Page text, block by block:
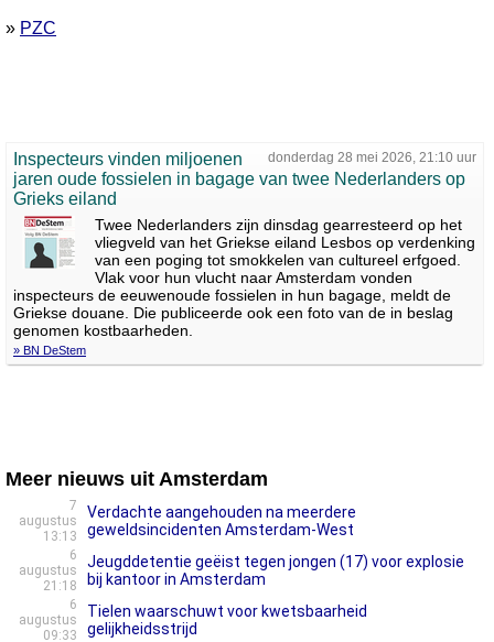
» PZC
donderdag 28 mei 2026, 21:10 uur
Inspecteurs vinden miljoenen
jaren oude fossielen in bagage van twee Nederlanders op
Grieks eiland
Twee Nederlanders zijn dinsdag gearresteerd op het
vliegveld van het Griekse eiland Lesbos op verdenking
van een poging tot smokkelen van cultureel erfgoed.
Vlak voor hun vlucht naar Amsterdam vonden
inspecteurs de eeuwenoude fossielen in hun bagage, meldt de
Griekse douane. Die publiceerde ook een foto van de in beslag
genomen kostbaarheden.
» BN DeStem
Meer nieuws uit Amsterdam
7
augustus
13:13
Verdachte aangehouden na meerdere
geweldsincidenten Amsterdam-West
6
augustus
21:18
Jeugddetentie geëist tegen jongen (17) voor explosie
bij kantoor in Amsterdam
6
augustus
09:33
Tielen waarschuwt voor kwetsbaarheid
gelijkheidsstrijd